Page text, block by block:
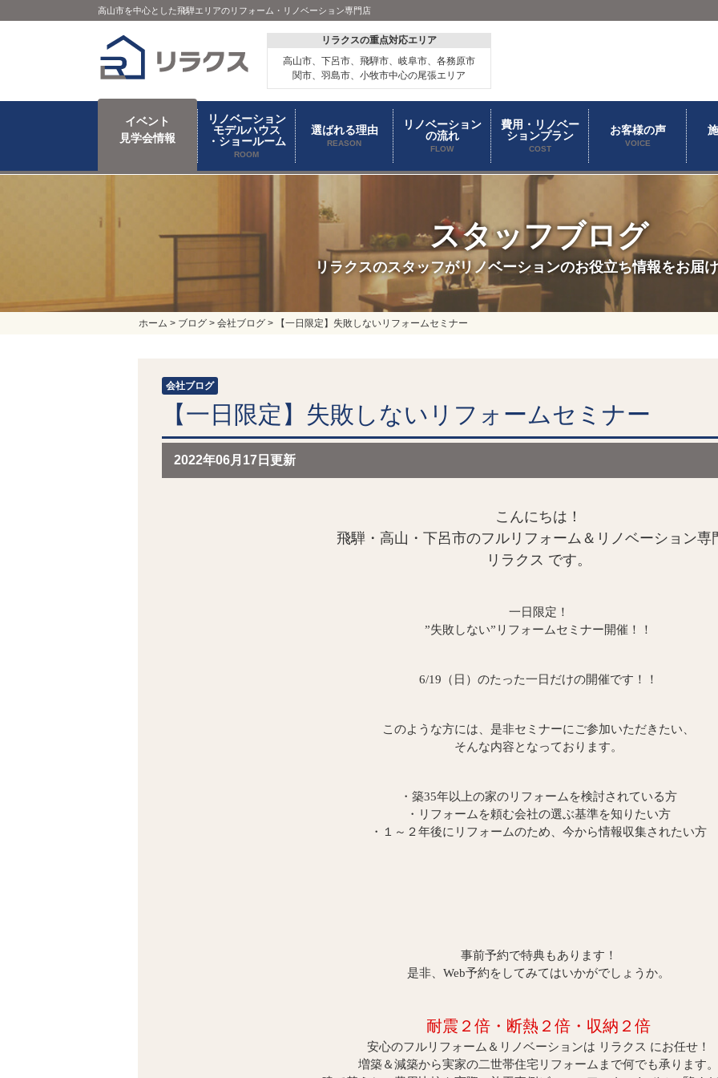
高山市を中心とした飛騨エリアのリフォーム・リノベーション専門店
リラクスの重点対応エリア
高山市、下呂市、飛騨市、岐阜市、各務原市
関市、羽島市、小牧市中心の尾張エリア
イベント
見学会情報
リノベーション
モデルハウス
・ショールーム
ROOM
選ばれる理由
REASON
リノベーション
の流れ
FLOW
費用・リノベー
ションプラン
COST
お客様の声
VOICE
スタッフブログ
リラクスのスタッフがリノベーションのお役立ち情報をお届
ホーム > ブログ > 会社ブログ > 【一日限定】失敗しないリフォームセミナー
会社ブログ
【一日限定】失敗しないリフォームセミナー
2022年06月17日更新
こんにちは！
飛騨・高山・下呂市のフルリフォーム＆リノベーション専
リラクス です。
一日限定！
”失敗しない”リフォームセミナー開催！！
6/19（日）のたった一日だけの開催です！！
このような方には、是非セミナーにご参加いただきたい、
そんな内容となっております。
・築35年以上の家のリフォームを検討されている方
・リフォームを頼む会社の選ぶ基準を知りたい方
・１～２年後にリフォームのため、今から情報収集されたい方
事前予約で特典もあります！
是非、Web予約をしてみてはいかがでしょうか。
耐震２倍・断熱２倍・収納２倍
安心のフルリフォーム＆リノベーションは リラクス にお任せ！
増築＆減築から実家の二世帯住宅リフォームまで何でも承ります。